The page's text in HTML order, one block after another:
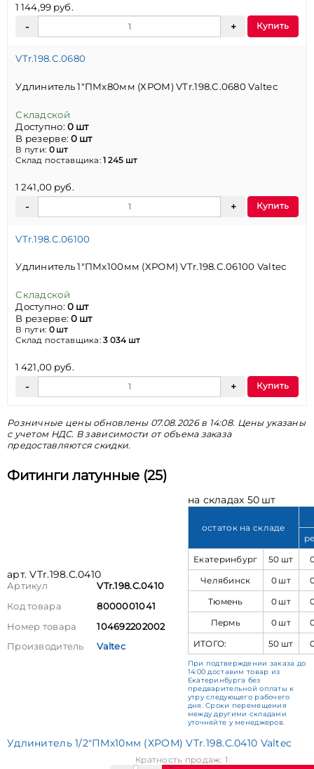
1 144,99 руб.
Купить
VTr.198.C.0680
Удлинитель 1"ПМх80мм (ХРОМ) VTr.198.C.0680 Valtec
Складской
Доступно:0 шт
В резерве:0 шт
В пути: 0 шт
Склад поставщика:1 245 шт
1 241,00 руб.
Купить
VTr.198.C.06100
Удлинитель 1"ПМх100мм (ХРОМ) VTr.198.C.06100 Valtec
Складской
Доступно:0 шт
В резерве:0 шт
В пути: 0 шт
Склад поставщика:3 034 шт
1 421,00 руб.
Купить
Розничные цены обновлены 07.08.2026 в 14:08. Цены указаны
с учетом НДС. В зависимости от объема заказа
предоставляются скидки.
Фитинги латунные (25)
арт. VTr.198.C.0410
Артикул
VTr.198.C.0410
Код товара
8000001041
Номер товара
104692202002
Производитель
Valtec
на складах 50 шт
остаток на складе
Екатеринбург
50 шт
Челябинск
0 шт
Тюмень
0 шт
Пермь
0 шт
ИТОГО:
50 шт
При подтверждении заказа до
14:00 доставим товар из
Екатеринбурга без
предварительной оплаты к
утру следующего рабочего
дня. Сроки перемещения
между другими складами
уточняйте у менеджеров.
Удлинитель 1/2"ПМх10мм (ХРОМ) VTr.198.C.0410 Valtec
Кратность продаж: 1